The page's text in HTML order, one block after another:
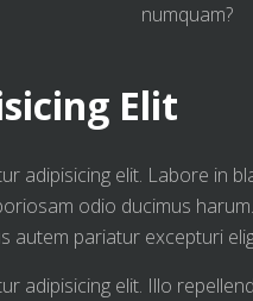
numquam?
Elit
adipisicing elit. Labore in
odio ducimus
autem pariatur excepturi
adipisicing elit. Illo